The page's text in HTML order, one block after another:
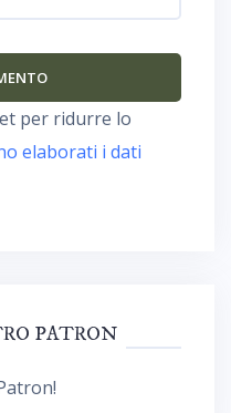
per ridurre lo
elaborati i dati
PATRON